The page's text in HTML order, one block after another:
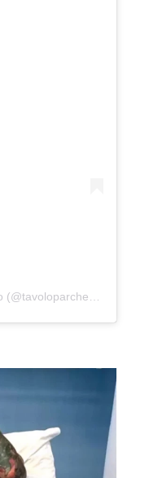
Un post condiviso da Tavolo Parcheggio (@tavoloparcheggio.podcast)